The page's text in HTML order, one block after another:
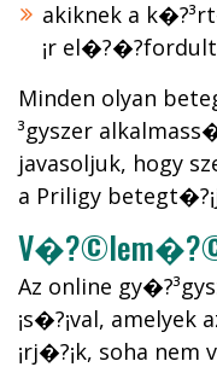
akiknek a
¡r el�?�?fordult
Minden olyan
³gyszer
javasoljuk, hogy
a Priligy
Az online
¡s�?¡val,
¡rj�?¡k, soha